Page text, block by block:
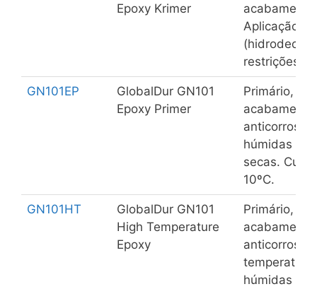
Epoxy Krimer
Aplicação
restrições
GN101EP
GlobalDur GN101
Epoxy Primer
Primário,
húmidas
secas. Cura
10ºC.
GN101HT
GlobalDur GN101
High Temperature
Epoxy
Primário,
húmidas